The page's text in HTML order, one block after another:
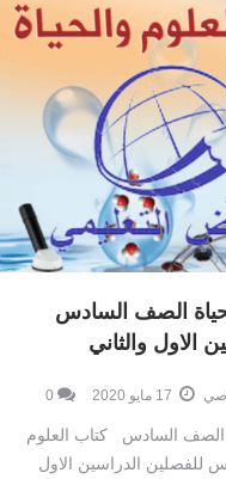
الصف السادس
الاول والثاني
0
الصف السادس كتاب العلوم
للفصلين الدراسين الاول